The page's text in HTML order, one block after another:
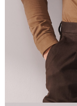
1. Jumlah yang
NT$10,000. Amaun
keputusan pensijilan
2. Amaun perbelanjaan
3. Pada masa ini
Ketiga, Syarat
Perkhidmatan AFTEE
Taiwan, Inc. dan
akan menggunakan
pembeli, no. telefon,
penggunaan